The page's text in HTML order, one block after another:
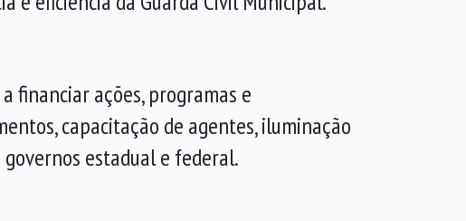
financiar ações, programas e
capacitação de agentes, iluminação
estadual e federal.